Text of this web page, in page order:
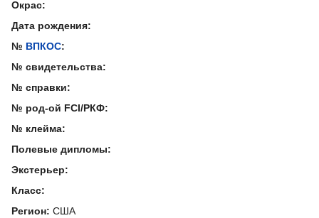
Окрас:
Дата рождения:
№ ВПКОС:
№ свидетельства:
№ справки:
№ род-ой FCI/РКФ:
№ клейма:
Полевые дипломы:
Экстерьер:
Класс:
Регион: США